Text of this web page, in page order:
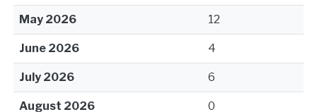
May 2026 12
June 2026 4
July 2026 6
August 2026 0